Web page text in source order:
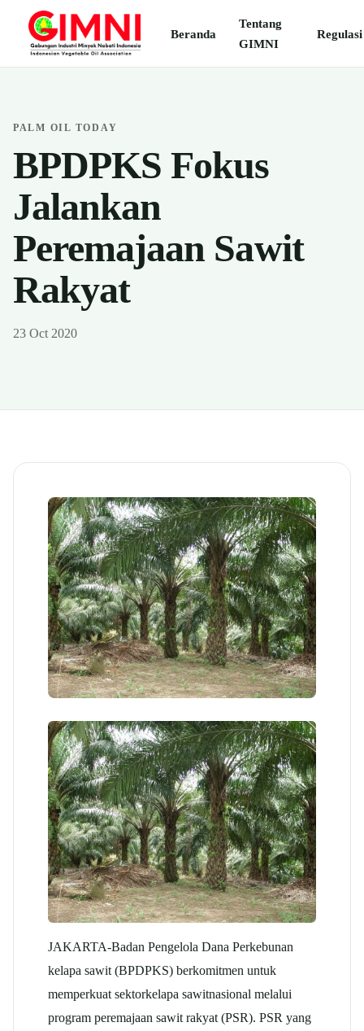
Beranda
Tentang
GIMNI
Regulasi
PALM OIL TODAY
BPDPKS Fokus
Jalankan
Peremajaan Sawit
Rakyat
23 Oct 2020
JAKARTA-Badan Pengelola Dana Perkebunan
kelapa sawit(BPDPKS) berkomitmen untuk
memperkuat sektorkelapa sawitnasional melalui
program peremajaan sawit rakyat (PSR). PSR yang